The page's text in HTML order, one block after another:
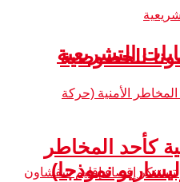
للخصوصية
التشريعية
كأحد المخاطر
نموذجا)